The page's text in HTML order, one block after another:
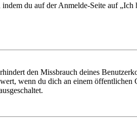
du auf der Anmelde-Seite auf „Ich
den Missbrauch deines
wenn du dich an einem öffentlichen